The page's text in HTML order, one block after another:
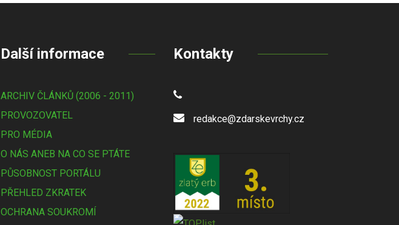
Další informace
ARCHIV ČLÁNKŮ (2006 - 2011)
PROVOZOVATEL
PRO MÉDIA
O NÁS ANEB NA CO SE PTÁTE
PŮSOBNOST PORTÁLU
PŘEHLED ZKRATEK
OCHRANA SOUKROMÍ
Kontakty
redakce@zdarskevrchy.cz